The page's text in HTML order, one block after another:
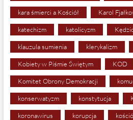
kara śmierci a Kościół Karol
katechizm katolicyzm
klauzula sumienia klerykalizm
Kobiety w Piśmie Świętym KOD
Komitet Obrony Demokracji
konserwatyzm konstytucja
koronawirus korupcja